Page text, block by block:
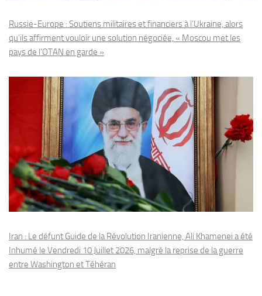
Russie-Europe : Soutiens militaires et financiers à l’Ukraine, alors
qu’ils affirment vouloir une solution négociée, « Moscou met les
pays de l’OTAN en garde »
Iran : Le défunt Guide de la Révolution Iranienne, Ali Khamenei a été
Inhumé le Vendredi 10 Juillet 2026, malgré la reprise de la guerre
entre Washington et Téhéran